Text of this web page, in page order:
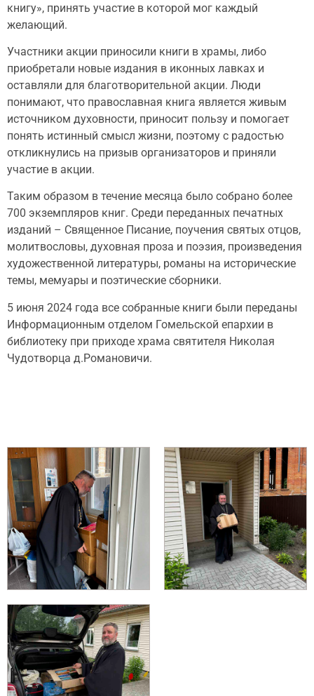
книгу», принять участие в которой мог каждый
желающий.
Участники акции приносили книги в храмы, либо
приобретали новые издания в иконных лавках и
оставляли для благотворительной акции. Люди
понимают, что православная книга является живым
источником духовности, приносит пользу и помогает
понять истинный смысл жизни, поэтому с радостью
откликнулись на призыв организаторов и приняли
участие в акции.
Таким образом в течение месяца было собрано более
700 экземпляров книг. Среди переданных печатных
изданий – Священное Писание, поучения святых отцов,
молитвословы, духовная проза и поэзия, произведения
художественной литературы, романы на исторические
темы, мемуары и поэтические сборники.
5 июня 2024 года все собранные книги были переданы
Информационным отделом Гомельской епархии в
библиотеку при приходе храма святителя Николая
Чудотворца д.Романовичи.